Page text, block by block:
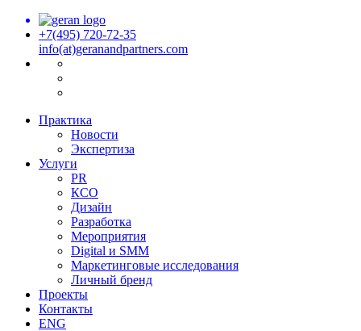
+7(495) 720-72-35
info(at)geranandpartners.com
Практика
Новости
Экспертиза
Услуги
PR
КСО
Дизайн
Разработка
Мероприятия
Digital и SMM
Маркетинговые исследования
Личный бренд
Проекты
Контакты
ENG